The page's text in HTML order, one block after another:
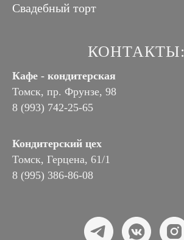
Свадебный торт
КОНТАКТЫ:
Кафе - кондитерская
Томск, пр. Фрунзе, 98
8 (993) 742-25-65
Кондитерский цех
Томск, Герцена, 61/1
8 (995) 386-86-08